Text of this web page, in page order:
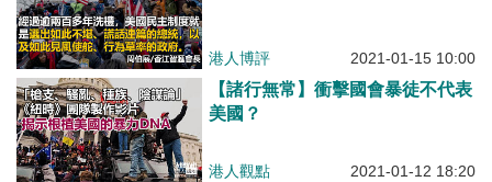
港人博評 2021-01-15 10:00
【諸行無常】衝擊國會暴徒不代表
美國？
港人觀點 2021-01-12 18:20